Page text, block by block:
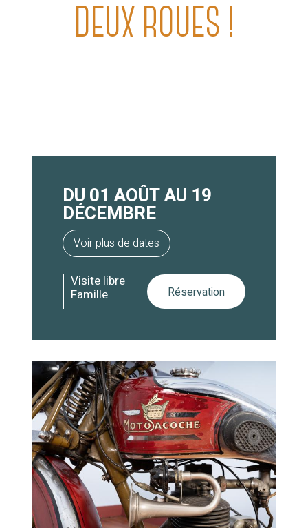
DEUX ROUES !
DU 01 AOÛT AU 19
DÉCEMBRE
Voir plus de dates
Visite libre
Famille
Réservation